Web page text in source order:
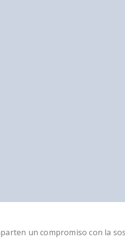
un compromiso con la